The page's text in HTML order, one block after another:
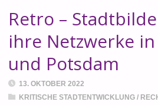
Retro –
ihre Netzwerke
und Potsdam
13. OKTOBER 2022
KRITISCHE STADTENTWICKLUNG /